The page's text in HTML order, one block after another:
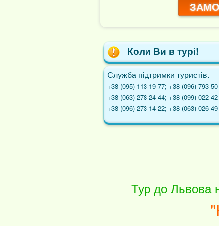
Коли Ви в турі!
Служба підтримки туристів.
+38 (095) 113-19-77; +38 (096) 793-
+38 (063) 278-24-44; +38 (099) 022-
+38 (096) 273-14-22; +38 (063) 026-
Тур до Львова